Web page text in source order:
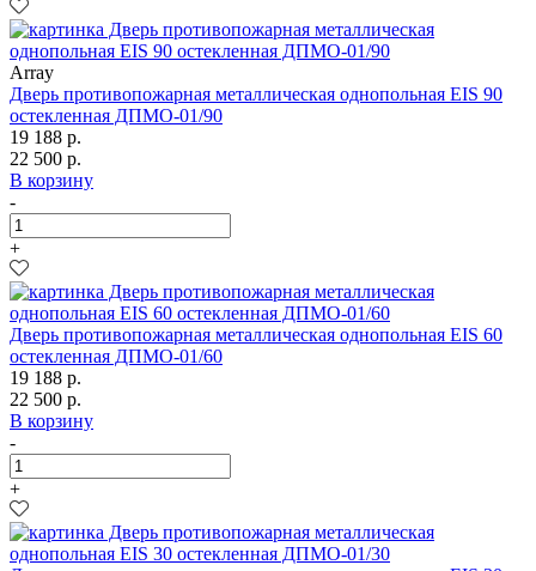
Array
Дверь противопожарная металлическая однопольная EIS 90
остекленная ДПМО-01/90
19 188 р.
22 500 р.
В корзину
-
+
Дверь противопожарная металлическая однопольная EIS 60
остекленная ДПМО-01/60
19 188 р.
22 500 р.
В корзину
-
+